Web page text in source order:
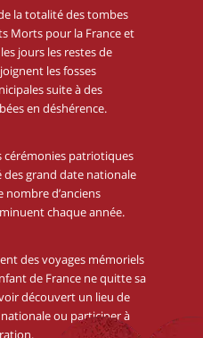
la totalité des tombes
Morts pour la France et
jours les restes de
les fosses
suite à des
en déshérence.
cérémonies patriotiques
des grand date nationale
nombre d’anciens
chaque année.
des voyages mémoriels
de France ne quitte sa
découvert un lieu de
ou participer à